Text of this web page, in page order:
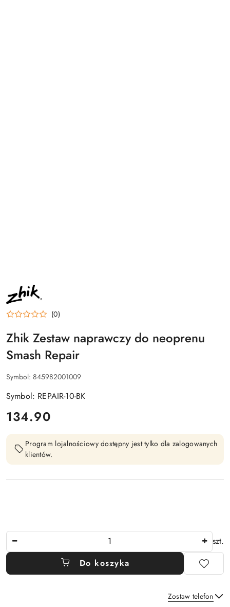
NAZWA
PRODUCENTA:
ZHIK
(0)
Zhik Zestaw naprawczy do neoprenu
Smash Repair
Symbol: 845982001009
Symbol: REPAIR-10-BK
cena:
134.90
Program lojalnościowy dostępny jest tylko dla zalogowanych
klientów.
szt.
Do koszyka
Zostaw telefon